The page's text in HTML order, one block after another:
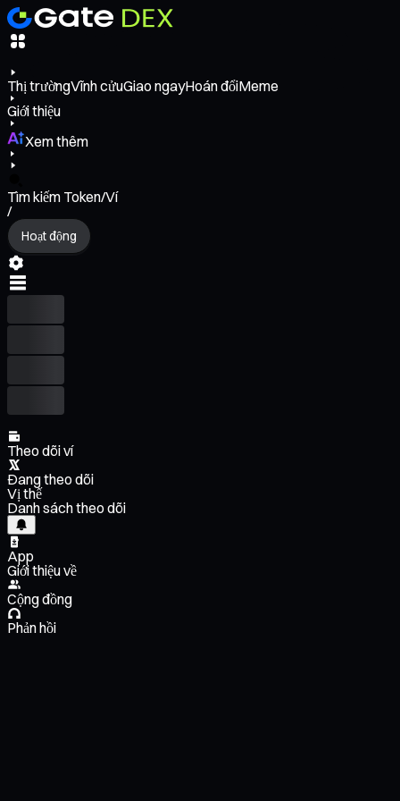
Thị trườngVĩnh cửuGiao ngayHoán đổiMeme
Giới thiệu
Xem thêm
Tìm kiếm Token/Ví
/
Hoạt động
Theo dõi ví
Đang theo dõi
Vị thế
Danh sách theo dõi
App
Giới thiệu về
Cộng đồng
Phản hồi